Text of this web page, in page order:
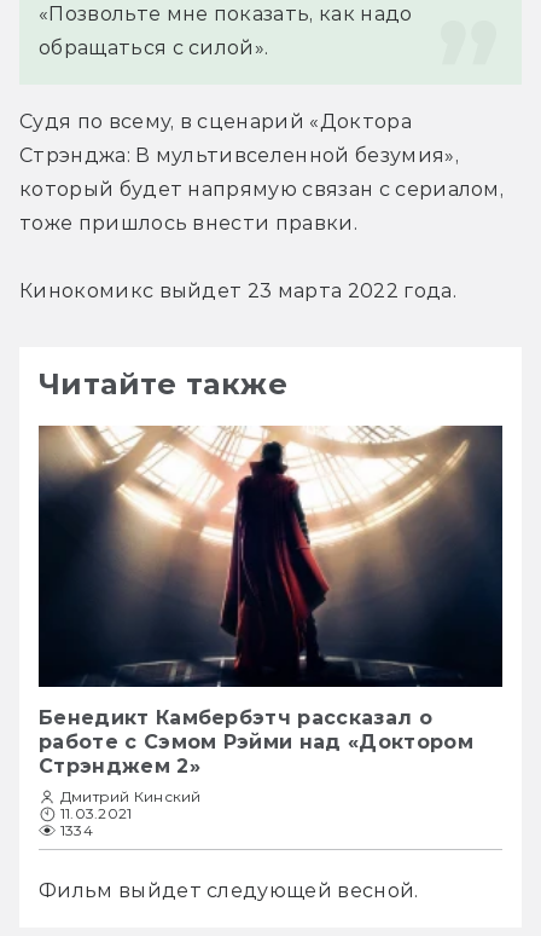
«Позвольте мне показать, как надо
обращаться с силой».
Судя по всему, в сценарий «Доктора
Стрэнджа: В мультивселенной безумия»,
который будет напрямую связан с сериалом,
тоже пришлось внести правки.
Кинокомикс выйдет 23 марта 2022 года.
Читайте также
Бенедикт Камбербэтч рассказал о
работе с Сэмом Рэйми над «Доктором
Стрэнджем 2»
Дмитрий Кинский
11.03.2021
1334
Фильм выйдет следующей весной.